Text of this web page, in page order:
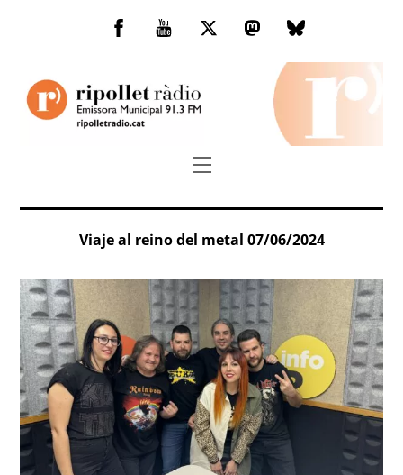
Facebook
You
TwitterMastodonBluesky
Menu
Viaje al reino del metal 07/06/2024